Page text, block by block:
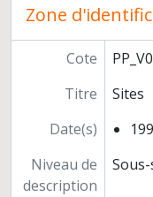
Zone
Cote
Titre
Sites
Date(s)
Niveau de
description